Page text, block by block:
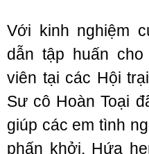
Với kinh nghiệm
dẫn tập huấn
viên tại các Hội
Sư cô Hoàn Toại
giúp các em tình
phấn khởi. Hứa